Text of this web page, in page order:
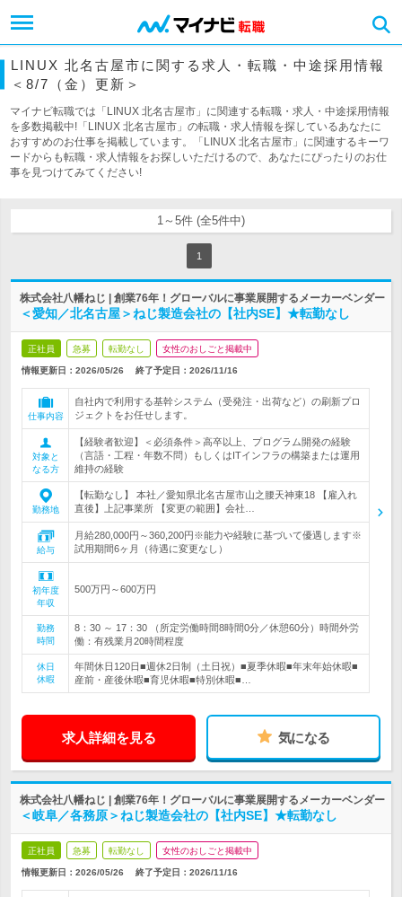
LINUX 北名古屋市に関する求人・転職・中途採用情報
＜8/7（金）更新＞
マイナビ転職では「LINUX 北名古屋市」に関連する転職・求人・中途採用情報
を多数掲載中!「LINUX 北名古屋市」の転職・求人情報を探しているあなたに
おすすめのお仕事を掲載しています。「LINUX 北名古屋市」に関連するキーワ
ードからも転職・求人情報をお探しいただけるので、あなたにぴったりのお仕
事を見つけてみてください!
1～5件 (全5件中)
1
株式会社八幡ねじ | 創業76年！グローバルに事業展開するメーカーベンダー
＜愛知／北名古屋＞ねじ製造会社の【社内SE】★転勤なし
正社員 急募 転勤なし 女性のおしごと掲載中
情報更新日：2026/05/26 終了予定日： 2026/11/16
仕事内容
自社内で利用する基幹システム（受発注・出荷など）の刷新プロ
ジェクトをお任せします。
対象と
なる方
【経験者歓迎】＜必須条件＞高卒以上、プログラム開発の経験
（言語・工程・年数不問）もしくはITインフラの構築または運用
維持の経験
勤務地
【転勤なし】 本社／愛知県北名古屋市山之腰天神東18 【雇入れ
直後】上記事業所 【変更の範囲】会社…
給与
月給280,000円～360,200円※能力や経験に基づいて優遇します※
試用期間6ヶ月（待遇に変更なし）
初年度
年収
500万円～600万円
勤務
時間
8：30 ～ 17：30 （所定労働時間8時間0分／休憩60分）時間外労
働：有残業月20時間程度
休日
休暇
年間休日120日■週休2日制（土日祝）■夏季休暇■年末年始休暇■
産前・産後休暇■育児休暇■特別休暇■…
求人詳細を見る 気になる
株式会社八幡ねじ | 創業76年！グローバルに事業展開するメーカーベンダー
＜岐阜／各務原＞ねじ製造会社の【社内SE】★転勤なし
正社員 急募 転勤なし 女性のおしごと掲載中
情報更新日：2026/05/26 終了予定日： 2026/11/16